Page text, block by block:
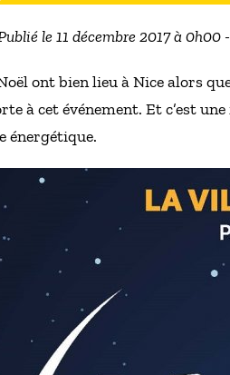
le 11 décembre 2017 à
ont bien lieu à Nice alors
à cet événement. Et c’est
énergétique.